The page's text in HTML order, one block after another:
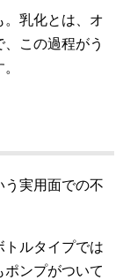
。乳化とは、オ
この過程がう
う実用面での不
トルタイプでは
ンプがついて